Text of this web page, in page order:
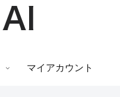
マイアカウント